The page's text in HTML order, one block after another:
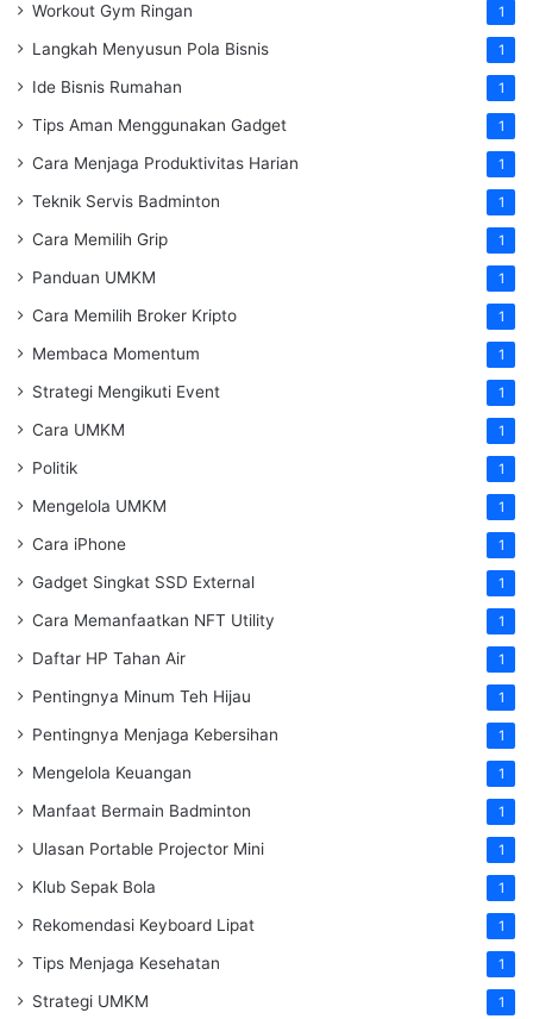
Workout Gym Ringan 1
Langkah Menyusun Pola Bisnis 1
Ide Bisnis Rumahan 1
Tips Aman Menggunakan Gadget 1
Cara Menjaga Produktivitas Harian 1
Teknik Servis Badminton 1
Cara Memilih Grip 1
Panduan UMKM 1
Cara Memilih Broker Kripto 1
Membaca Momentum 1
Strategi Mengikuti Event 1
Cara UMKM 1
Politik 1
Mengelola UMKM 1
Cara iPhone 1
Gadget Singkat SSD External 1
Cara Memanfaatkan NFT Utility 1
Daftar HP Tahan Air 1
Pentingnya Minum Teh Hijau 1
Pentingnya Menjaga Kebersihan 1
Mengelola Keuangan 1
Manfaat Bermain Badminton 1
Ulasan Portable Projector Mini 1
Klub Sepak Bola 1
Rekomendasi Keyboard Lipat 1
Tips Menjaga Kesehatan 1
Strategi UMKM 1